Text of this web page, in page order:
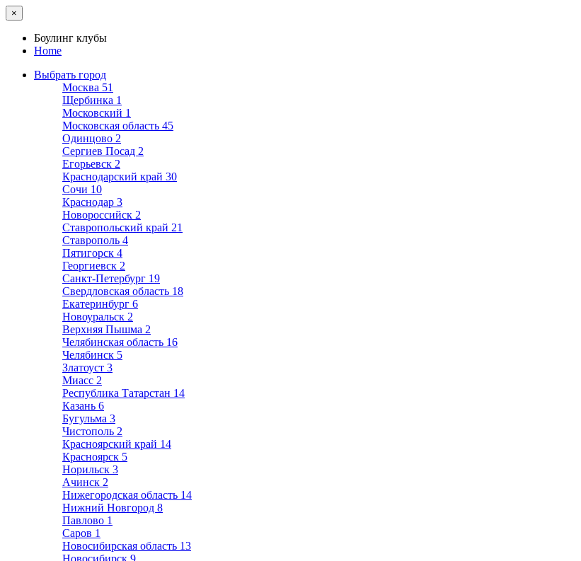
×
Боулинг клубы
Home
Выбрать город
Москва 51
Щербинка 1
Московский 1
Московская область 45
Одинцово 2
Сергиев Посад 2
Егорьевск 2
Краснодарский край 30
Сочи 10
Краснодар 3
Новороссийск 2
Ставропольский край 21
Ставрополь 4
Пятигорск 4
Георгиевск 2
Санкт-Петербург 19
Свердловская область 18
Екатеринбург 6
Новоуральск 2
Верхняя Пышма 2
Челябинская область 16
Челябинск 5
Златоуст 3
Миасс 2
Республика Татарстан 14
Казань 6
Бугульма 3
Чистополь 2
Красноярский край 14
Красноярск 5
Норильск 3
Ачинск 2
Нижегородская область 14
Нижний Новгород 8
Павлово 1
Саров 1
Новосибирская область 13
Новосибирск 9